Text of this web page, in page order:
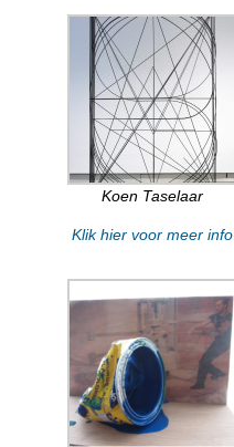
Koen Taselaar
Klik hier voor meer info